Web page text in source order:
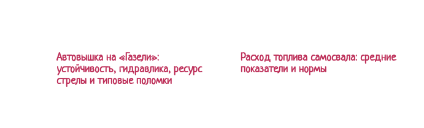
Автовышка на «Газели»:
устойчивость, гидравлика, ресурс
стрелы и типовые поломки
Расход топлива самосвала: средние
показатели и нормы